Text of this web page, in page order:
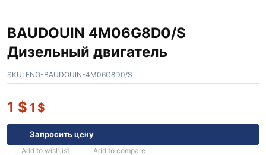
BAUDOUIN 4M06G8D0/S
Дизельный двигатель
SKU: ENG-BAUDOUIN-4M06G8D0/S
1 $ 1 $
Запросить цену
Add to wishlist Add to compare